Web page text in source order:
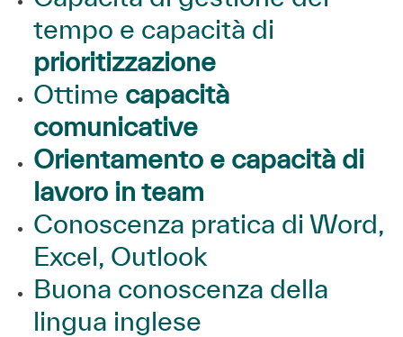
tempo e capacità di
prioritizzazione
Ottime capacità
comunicative
Orientamento e capacità di
lavoro in team
Conoscenza pratica di Word,
Excel, Outlook
Buona conoscenza della
lingua inglese